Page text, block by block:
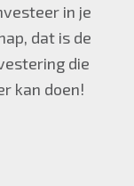
in je
dat is de
die
kan doen!